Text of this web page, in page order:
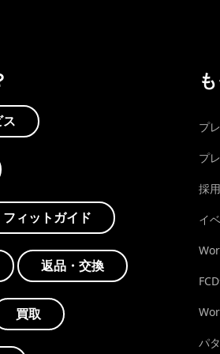
ィットガイド
返品・交換
買取
プ
プ
採
イ
パ